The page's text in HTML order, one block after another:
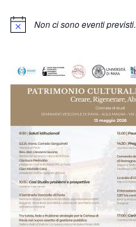
Notice Non ci sono eventi previsti.